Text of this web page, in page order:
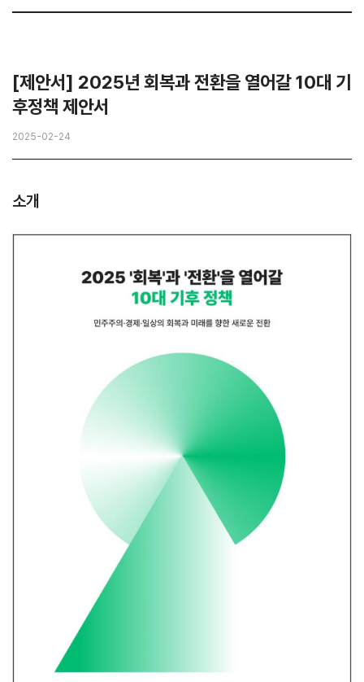
[제안서] 2025년 회복과 전환을 열어갈 10대 기
후정책 제안서
2025-02-24
소개